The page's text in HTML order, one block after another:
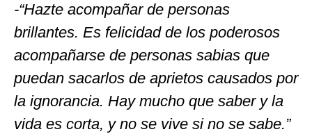
-“Hazte acompañar de personas
brillantes. Es felicidad de los poderosos
acompañarse de personas sabias que
puedan sacarlos de aprietos causados por
la ignorancia. Hay mucho que saber y la
vida es corta, y no se vive si no se sabe.”